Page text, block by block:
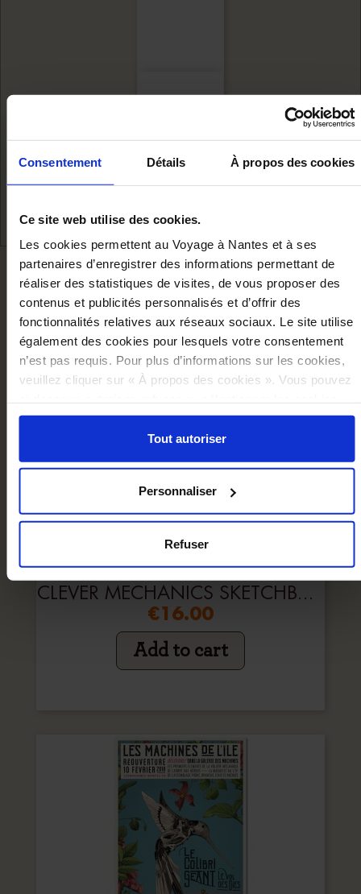
Consentement Détails À propos des cookies
Ce site web utilise des cookies.
Les cookies permettent au Voyage à Nantes et à ses
partenaires d’enregistrer des informations permettant de
réaliser des statistiques de visites, de vous proposer des
contenus et publicités personnalisés et d’offrir des
fonctionnalités relatives aux réseaux sociaux. Le site utilise
également des cookies pour lesquels votre consentement
n’est pas requis. Pour plus d’informations sur les cookies,
veuillez cliquer sur « À propos des cookies ». Vous pouvez
selon les finalités via l'onglet « Détails ». À tout moment,
vous pouvez modifier votre choix en cliquant sur le lien
« Cookies » en bas des pages du site.
Tout autoriser
Personnaliser
Refuser
€17.00
WE RECOMMEND YOU
CLEVER MECHANICS SKETCHBOOK
€16.00
Add to cart